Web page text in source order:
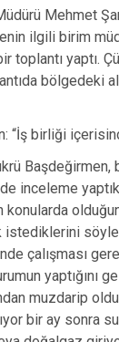
Mehmet
ilgili birim
toplantı yaptı.
bölgedeki
“İş birliği
inceleme
konularda
istediklerini
çalışması
yaptığını
muzdarip
bir ay sonra